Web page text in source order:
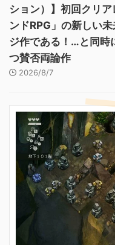
ション）】初回クリ
ンドRPG」の新しい
ジ作である！…と同時
つ賛否両論作
2026/8/7